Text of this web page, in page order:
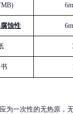
)
蚀性
为一次性的无热原，